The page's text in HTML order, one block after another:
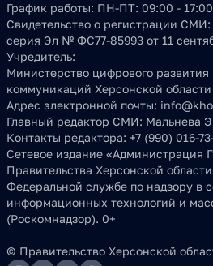
График работы: ПН-ПТ: 09:00 - 17:00
Свидетельство о регистрации СМИ:
серия Эл № ФС77-85993 от 11
Учредитель:
Министерство цифрового
коммуникаций Херсонской области
Адрес электронной почты:
Главный редактор СМИ: Мальнева
Контакты редактора: +7 (990) 016-
Сетевое издание «Администрация
Правительства Херсонской
Федеральной службе по надзору в
информационных технологий и
(Роскомнадзор). 0+
© Правительство Херсонской